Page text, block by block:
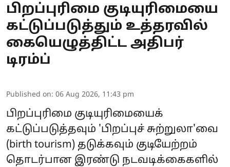
பிறப்புரிமை குடியுரிமையை
கட்டுப்படுத்தும் உத்தரவில்
கையெழுத்திட்ட அதிபர்
டிரம்ப்
Published on: 06 Aug 2026, 11:43 pm
பிறப்புரிமை குடியுரிமையைக்
கட்டுப்படுத்தவும் 'பிறப்புச் சுற்றுலா'வை
(birth tourism) தடுக்கவும் குடியேற்றம்
தொடர்பான இரண்டு நடவடிக்கைகளில்